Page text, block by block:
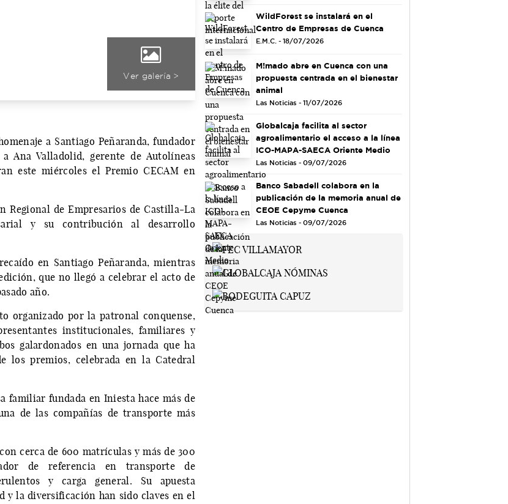
Ver galería >
a Santiago Peñaranda, fundador
Ana Valladolid, gerente de Autolíneas
este miércoles el Premio CECAM en
Regional de Empresarios de Castilla-La
y su contribución al desarrollo
en Santiago Peñaranda, mientras
que no llegó a celebrar el acto de
año.
organizado por la patronal conquense,
institucionales, familiares y
galardonados en una jornada que ha
los premios, celebrada en la Catedral
familiar fundada en Iniesta hace más de
de las compañías de transporte más
cerca de 600 matrículas y más de 300
de referencia en transporte de
y carga general. Su apuesta
la diversificación han sido claves en el
WildForest se instalará en el
Centro de Empresas de Cuenca
E.M.C. - 18/07/2026
M!mado abre en Cuenca con una
propuesta centrada en el bienestar
animal
Las Noticias - 11/07/2026
Globalcaja facilita al sector
agroalimentario el acceso a la línea
ICO-MAPA-SAECA Oriente Medio
Las Noticias - 09/07/2026
Banco Sabadell colabora en la
publicación de la memoria anual de
CEOE Cepyme Cuenca
Las Noticias - 09/07/2026